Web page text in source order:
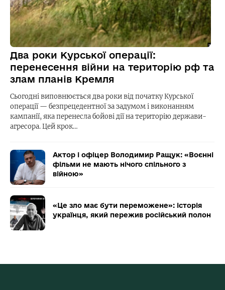
Два роки Курської операції:
перенесення війни на територію рф та
злам планів Кремля
Сьогодні виповнюється два роки від початку Курської
операції — безпрецедентної за задумом і виконанням
кампанії, яка перенесла бойові дії на територію держави-
агресора. Цей крок…
Актор і офіцер Володимир Ращук: «Воєнні
фільми не мають нічого спільного з
війною»
«Це зло має бути переможене»: історія
українця, який пережив російський полон